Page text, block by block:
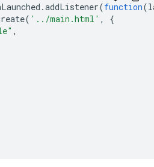
.addListener(function(
( '../main.html' ,
{
,